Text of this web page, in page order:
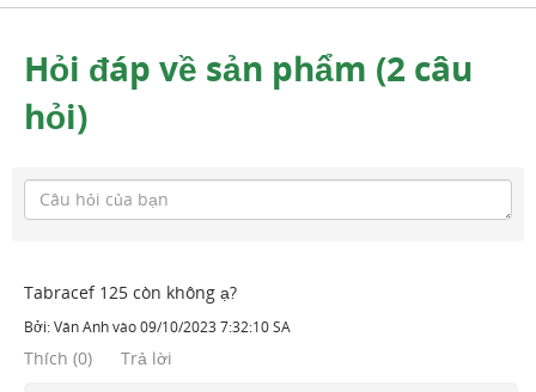
Hỏi đáp về sản phẩm (2 câu
hỏi)
Tabracef 125 còn không ạ?
Bởi:Vân Anhvào09/10/2023 7:32:10 SA
Thích (0) Trả lời